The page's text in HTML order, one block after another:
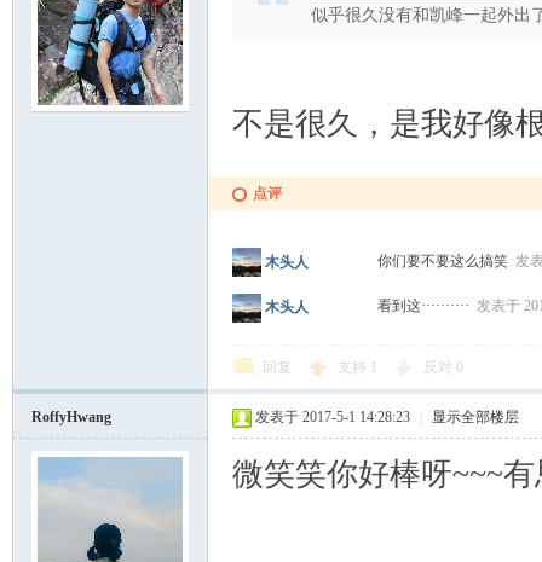
似乎很久没有和凯峰一起外出
不是很久，是我好像
点评
木头人 你们要不要这么搞笑 发
木头人 看到这·········· 发表于
回复 支持 反对 0
RoffyHwang 发表于 2017-5-1 14:28:23 显示全部楼层
微笑笑你好棒呀~~~